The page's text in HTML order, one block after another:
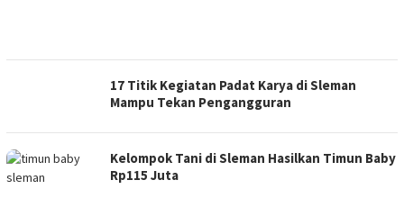
17 Titik Kegiatan Padat Karya di Sleman
Mampu Tekan Pengangguran
Kelompok Tani di Sleman Hasilkan Timun Baby
Rp115 Juta